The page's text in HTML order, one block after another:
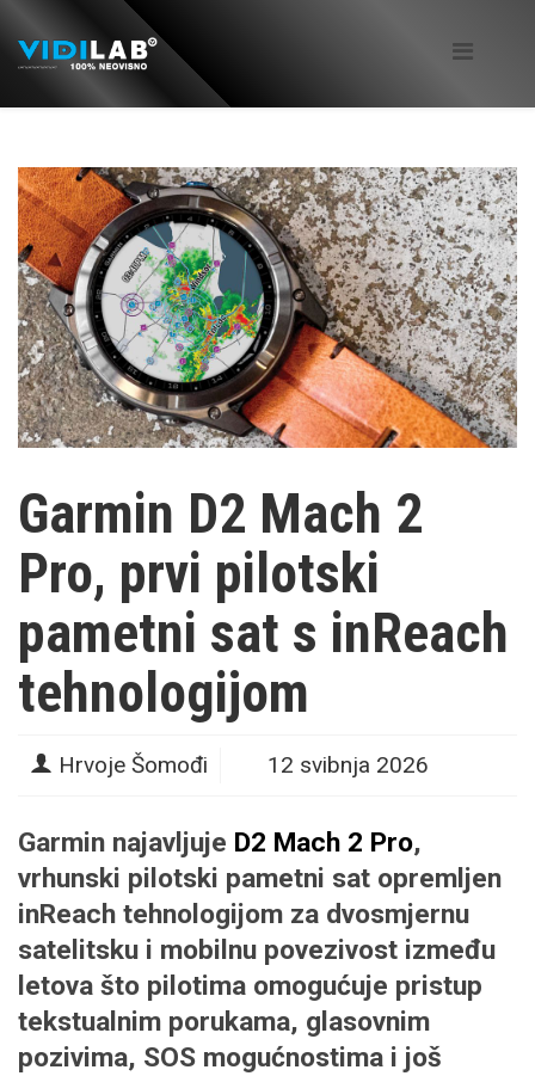
Garmin D2 Mach 2
Pro, prvi pilotski
pametni sat s inReach
tehnologijom
Hrvoje Šomođi 12 svibnja 2026
Garmin najavljuje D2 Mach 2 Pro,
vrhunski pilotski pametni sat opremljen
inReach tehnologijom za dvosmjernu
satelitsku i mobilnu povezivost između
letova što pilotima omogućuje pristup
tekstualnim porukama, glasovnim
pozivima, SOS mogućnostima i još